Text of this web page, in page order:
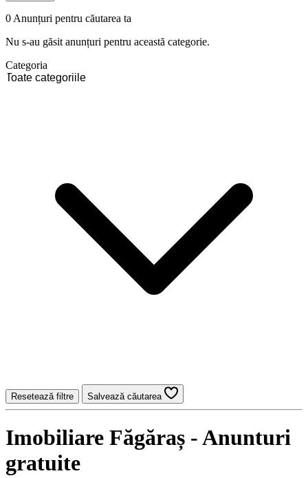
0 Anunțuri pentru căutarea ta
Nu s-au găsit anunțuri pentru această categorie.
Categoria
Resetează filtre Salvează căutarea
Imobiliare Făgăraș - Anunturi
gratuite